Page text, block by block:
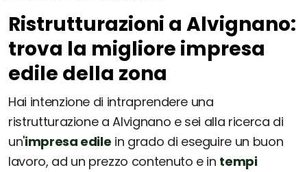
Ristrutturazioni a Alvignano:
trova la migliore impresa
edile della zona
Hai intenzione di intraprendere una
ristrutturazione a Alvignano e sei alla ricerca di
un'impresa edile in grado di eseguire un buon
lavoro, ad un prezzo contenuto e in tempi